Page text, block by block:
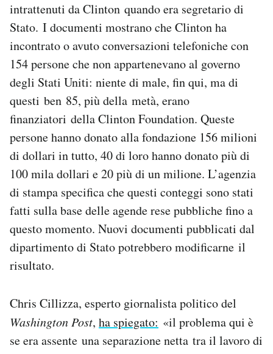
intrattenuti da Clinton quando era segretario di
Stato. I documenti mostrano che Clinton ha
incontrato o avuto conversazioni telefoniche con
154 persone che non appartenevano al governo
degli Stati Uniti: niente di male, fin qui, ma di
questi ben 85, più della metà, erano
finanziatori della Clinton Foundation. Queste
persone hanno donato alla fondazione 156 milioni
di dollari in tutto, 40 di loro hanno donato più di
100 mila dollari e 20 più di un milione. L’agenzia
di stampa specifica che questi conteggi sono stati
fatti sulla base delle agende rese pubbliche fino a
questo momento. Nuovi documenti pubblicati dal
dipartimento di Stato potrebbero modificarne il
risultato.
Chris Cillizza, esperto giornalista politico del
Washington Post, ha spiegato: «il problema qui è
se era assente una separazione netta tra il lavoro di